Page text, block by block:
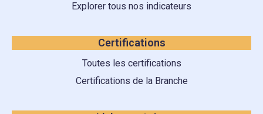
Explorer tous nos indicateurs
Certifications
Toutes les certifications
Certifications de la Branche